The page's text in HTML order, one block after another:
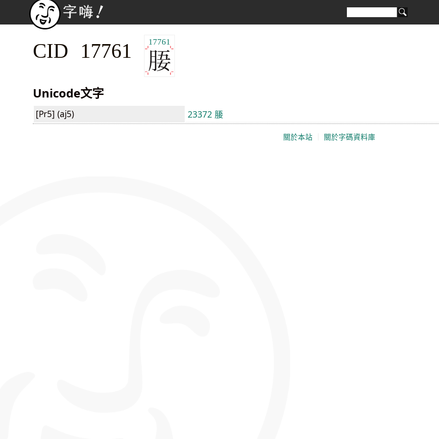
CID 17761 17761
Unicode文字
[Pr5] (aj5) 23372 𣍲
關於本站 關於字碼資料庫